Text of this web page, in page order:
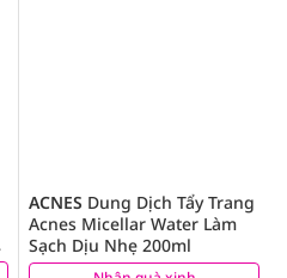
ACNES Dung Dịch Tẩy Trang
Acnes Micellar Water Làm
Sạch Dịu Nhẹ 200ml